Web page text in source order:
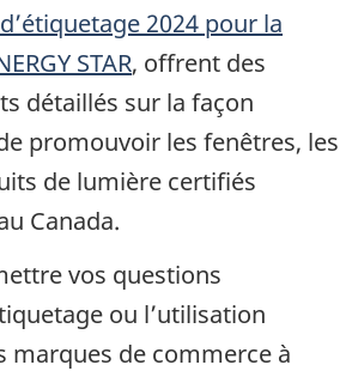
2024 pour la
STAR, offrent des
détaillés sur la façon
promouvoir les fenêtres, les
de lumière certifiés
Canada.
vos questions
ou l’utilisation
marques de commerce à